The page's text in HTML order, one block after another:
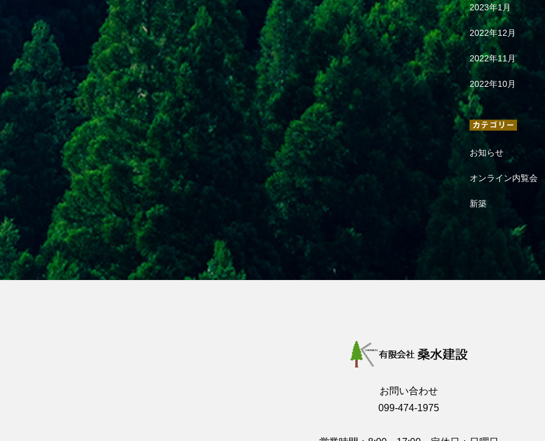
2023年1月
2022年12月
2022年11月
2022年10月
カテゴリー
お知らせ
オンライン内覧会
新築
お問い合わせ
099-474-1975